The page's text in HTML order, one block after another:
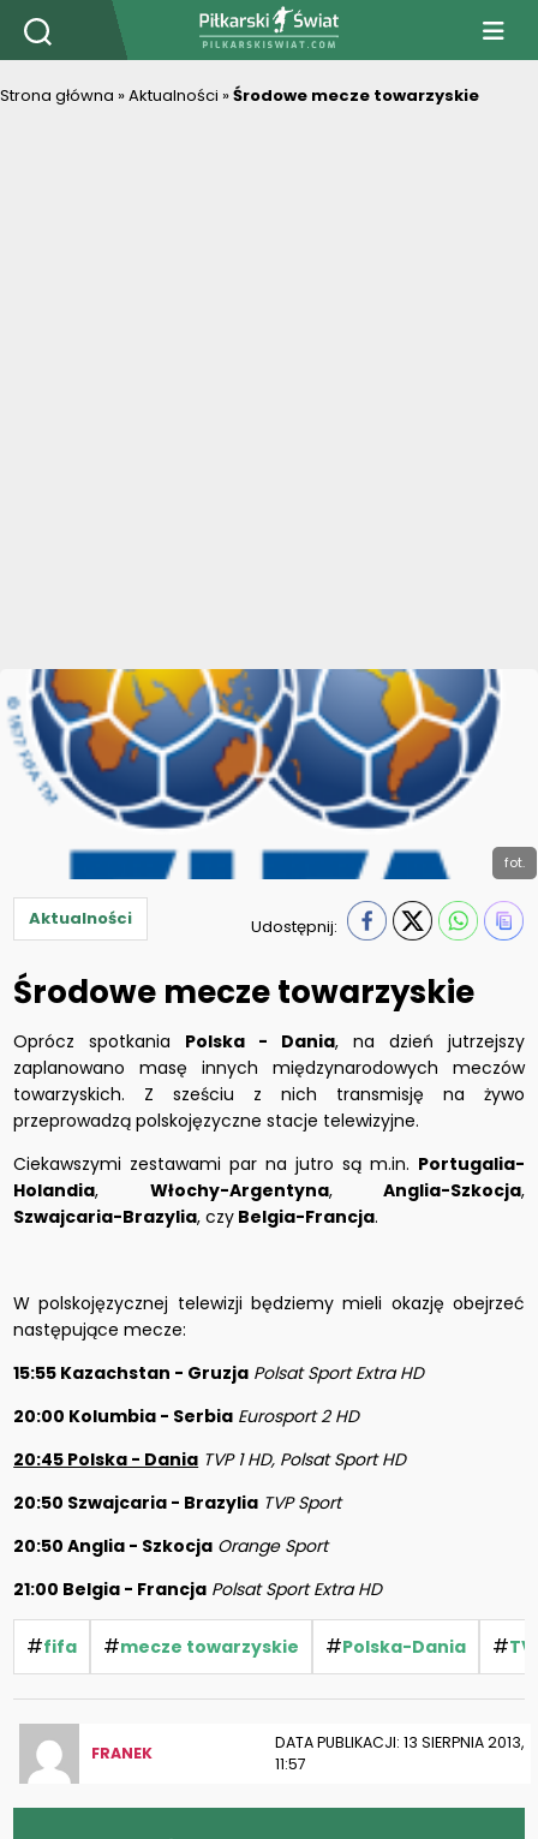
PiłkarskiSwiat.com
Strona główna »Aktualności »Środowe mecze towarzyskie
fot.
Aktualności Udostępnij:
Środowe mecze towarzyskie
Oprócz spotkania Polska - Dania, na dzień jutrzejszy
zaplanowano masę innych międzynarodowych meczów
towarzyskich. Z sześciu z nich transmisję na żywo
przeprowadzą polskojęzyczne stacje telewizyjne.
Ciekawszymi zestawami par na jutro są m.in. Portugalia-
Holandia, Włochy-Argentyna,Anglia-Szkocja,
Szwajcaria-Brazylia, czy Belgia-Francja.
W polskojęzycznej telewizji będziemy mieli okazję obejrzeć
następujące mecze:
15:55 Kazachstan - Gruzja Polsat Sport Extra HD
20:00 Kolumbia - Serbia Eurosport 2 HD
20:45 Polska - Dania TVP 1 HD, Polsat Sport HD
20:50 Szwajcaria - Brazylia TVP Sport
20:50 Anglia - Szkocja Orange Sport
21:00 Belgia - Francja Polsat Sport Extra HD
#fifa #mecze towarzyskie #Polska-Dania #TV
FRANEK
DATA PUBLIKACJI: 13 SIERPNIA 2013,
11:57